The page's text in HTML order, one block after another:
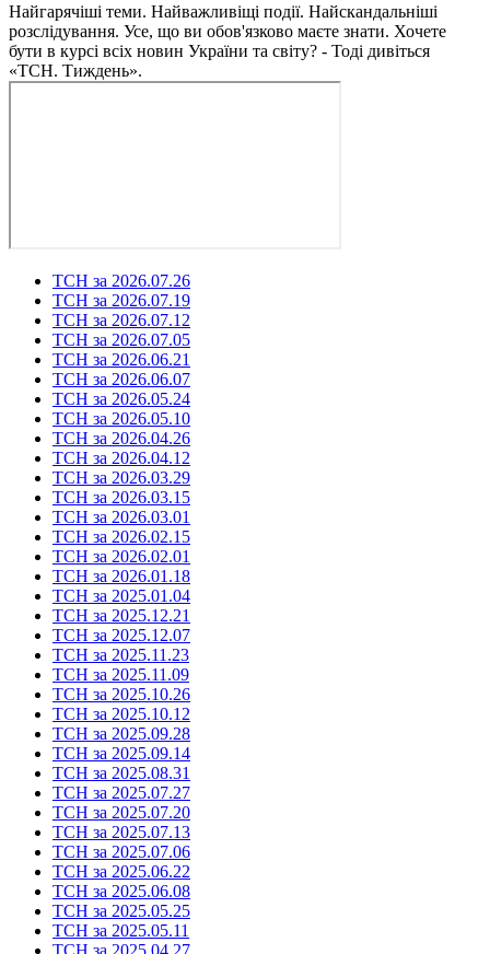
Найгарячіші теми. Найважливіщі події. Найскандальніші
розслідування. Усе, що ви обов'язково маєте знати. Хочете
бути в курсі всіх новин України та світу? - Тоді дивіться
«ТСН. Тиждень».
ТСН за 2026.07.26
ТСН за 2026.07.19
ТСН за 2026.07.12
ТСН за 2026.07.05
ТСН за 2026.06.21
ТСН за 2026.06.07
ТСН за 2026.05.24
ТСН за 2026.05.10
ТСН за 2026.04.26
ТСН за 2026.04.12
ТСН за 2026.03.29
ТСН за 2026.03.15
ТСН за 2026.03.01
ТСН за 2026.02.15
ТСН за 2026.02.01
ТСН за 2026.01.18
ТСН за 2025.01.04
ТСН за 2025.12.21
ТСН за 2025.12.07
ТСН за 2025.11.23
ТСН за 2025.11.09
ТСН за 2025.10.26
ТСН за 2025.10.12
ТСН за 2025.09.28
ТСН за 2025.09.14
ТСН за 2025.08.31
ТСН за 2025.07.27
ТСН за 2025.07.20
ТСН за 2025.07.13
ТСН за 2025.07.06
ТСН за 2025.06.22
ТСН за 2025.06.08
ТСН за 2025.05.25
ТСН за 2025.05.11
ТСН за 2025.04.27